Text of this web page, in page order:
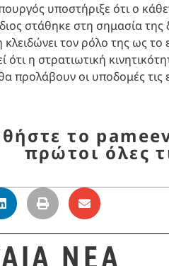
υποστήριξε ότι ο
στάθηκε στη σημασία της
τον ρόλο της ως
ότι η στρατιωτική
προλάβουν οι υποδομές τις
το
πρώτοι όλες
ΝΕΑ